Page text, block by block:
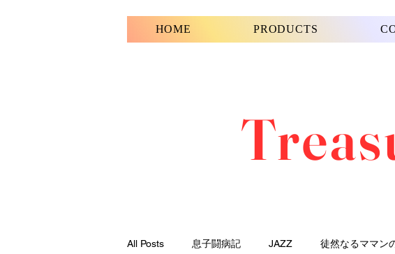
HOME PRODUCTS
All Posts 息子闘病記 JAZZ 徒然なるママン